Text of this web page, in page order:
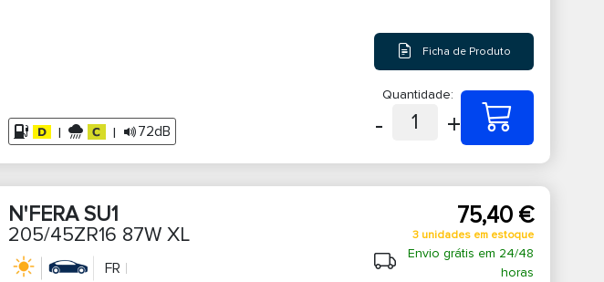
| | 72dB
Ficha de Produto
Quantidade:
- 1 +
N'FERA SU1
205/45ZR16 87W XL
FR
75,40 €
3 unidades em estoque
Envio grátis em 24/48
horas